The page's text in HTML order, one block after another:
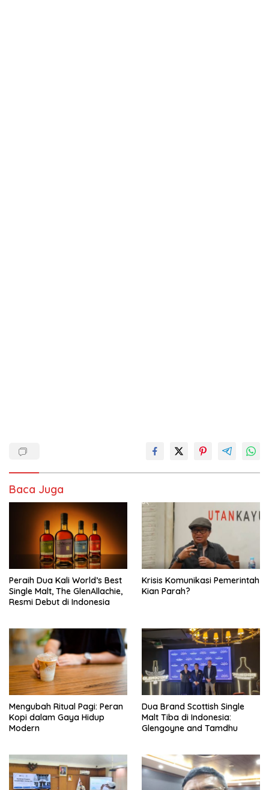
Baca Juga
Peraih Dua Kali World’s Best
Single Malt, The GlenAllachie,
Resmi Debut di Indonesia
Krisis Komunikasi Pemerintah
Kian Parah?
Mengubah Ritual Pagi: Peran
Kopi dalam Gaya Hidup
Modern
Dua Brand Scottish Single
Malt Tiba di Indonesia:
Glengoyne and Tamdhu